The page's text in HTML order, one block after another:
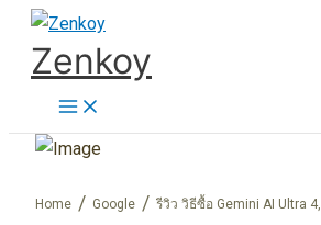
Skip
content
Zenkoy
Home Google รีวิว วิธีซื้อ Gemini AI Ultra